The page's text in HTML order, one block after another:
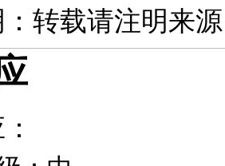
：转载请注明来